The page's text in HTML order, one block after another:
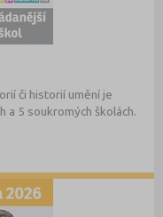
či historií umění je
a 5 soukromých školách.
zase nabízejí